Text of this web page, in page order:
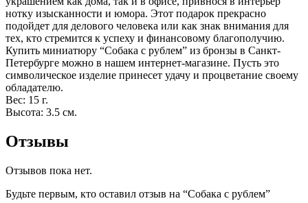
нотку изысканности и юмора. Этот подарок прекрасно
подойдет для делового человека или как знак внимания для
тех, кто стремится к успеху и финансовому благополучию.
Купить миниатюру “Собака с рублем” из бронзы в Санкт-
Петербурге можно в нашем интернет-магазине. Пусть это
символическое изделие принесет удачу и процветание своему
обладателю.
Вес: 15 г.
Высота: 3.5 см.
Отзывы
Отзывов пока нет.
Будьте первым, кто оставил отзыв на “Собака с рублем”